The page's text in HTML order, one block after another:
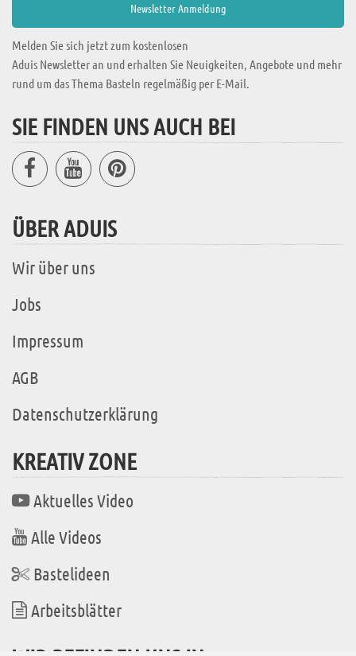
Melden Sie sich jetzt zum kostenlosen
Aduis Newsletter an und erhalten Sie Neuigkeiten, Angebote und mehr
rund um das Thema Basteln regelmäßig per E-Mail.
SIE FINDEN UNS AUCH BEI
ÜBER ADUIS
Wir über uns
Jobs
Impressum
AGB
Datenschutzerklärung
KREATIV ZONE
Aktuelles Video
Alle Videos
Bastelideen
Arbeitsblätter